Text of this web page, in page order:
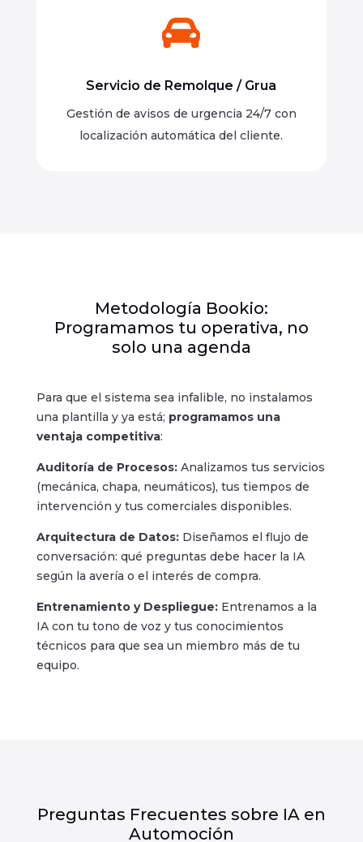

Servicio de Remolque / Grua
Gestión de avisos de urgencia 24/7 con
localización automática del cliente.
Metodología Bookio:
Programamos tu operativa, no
solo una agenda
Para que el sistema sea infalible, no instalamos
una plantilla y ya está; programamos una
ventaja competitiva:
Auditoría de Procesos:Analizamos tus servicios
(mecánica, chapa, neumáticos), tus tiempos de
intervención y tus comerciales disponibles.
Arquitectura de Datos:Diseñamos el flujo de
conversación: qué preguntas debe hacer la IA
según la avería o el interés de compra.
Entrenamiento y Despliegue:Entrenamos a la
IA con tu tono de voz y tus conocimientos
técnicos para que sea un miembro más de tu
equipo.
Preguntas Frecuentes sobre IA en
Automoción